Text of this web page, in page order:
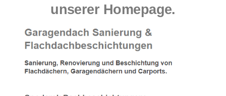
unserer Homepage.